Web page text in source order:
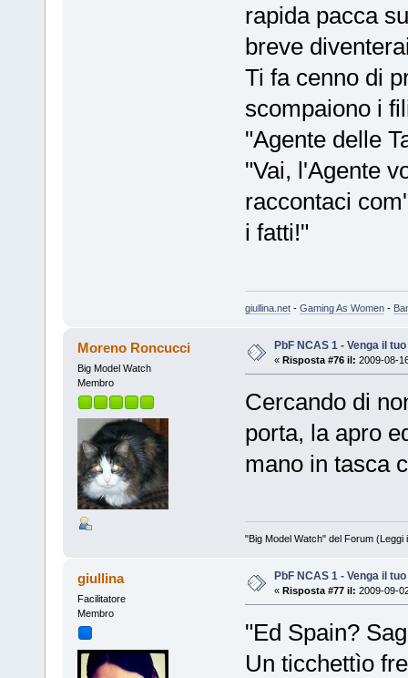
rapida pacca
breve
Ti fa cenno di
scompaiono i
"Agente delle
"Vai, l'Agente
raccontaci
i fatti!"
giullina.net- Gaming As Women-
Moreno Roncucci
Big Model Watch
Membro
PbF NCAS 1 - Venga il
« Risposta #76 il: 2009-08-
Cercando di
porta, la apro
mano in tasca
"Big Model Watch" del Forum
giullina
Facilitatore
Membro
PbF NCAS 1 - Venga il
« Risposta #77 il: 2009-09-
"Ed Spain?
Un ticchettìo